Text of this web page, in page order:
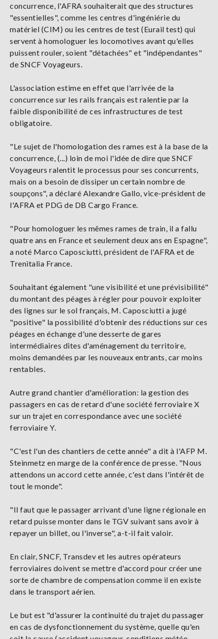
concurrence, l'AFRA souhaiterait que des structures
"essentielles", comme les centres d'ingéniérie du
matériel (CIM) ou les centres de test (Eurail test) qui
servent à homologuer les locomotives avant qu'elles
puissent rouler, soient "détachées" et "indépendantes"
de SNCF Voyageurs.
L'association estime en effet que l'arrivée de la
concurrence sur les rails français est ralentie par la
faible disponibilité de ces infrastructures de test
obligatoire.
"Le sujet de l'homologation des rames est à la base de la
concurrence, (...) loin de moi l'idée de dire que SNCF
Voyageurs ralentit le processus pour ses concurrents,
mais on a besoin de dissiper un certain nombre de
soupçons", a déclaré Alexandre Gallo, vice-président de
l'AFRA et PDG de DB Cargo France.
"Pour homologuer les mêmes rames de train, il a fallu
quatre ans en France et seulement deux ans en Espagne",
a noté Marco Caposciutti, président de l'AFRA et de
Trenitalia France.
Souhaitant également "une visibilité et une prévisibilité"
du montant des péages à régler pour pouvoir exploiter
des lignes sur le sol français, M. Caposciutti a jugé
"positive" la possibilité d'obtenir des réductions sur ces
péages en échange d'une desserte de gares
intermédiaires dites d'aménagement du territoire,
moins demandées par les nouveaux entrants, car moins
rentables.
Autre grand chantier d'amélioration: la gestion des
passagers en cas de retard d'une société ferroviaire X
sur un trajet en correspondance avec une société
ferroviaire Y.
"C'est l'un des chantiers de cette année" a dit à l'AFP M.
Steinmetz en marge de la conférence de presse. "Nous
attendons un accord cette année, c'est dans l'intérêt de
tout le monde".
"Il faut que le passager arrivant d'une ligne régionale en
retard puisse monter dans le TGV suivant sans avoir à
repayer un billet, ou l'inverse", a-t-il fait valoir.
En clair, SNCF, Transdev et les autres opérateurs
ferroviaires doivent se mettre d'accord pour créer une
sorte de chambre de compensation comme il en existe
dans le transport aérien.
Le but est "d'assurer la continuité du trajet du passager
en cas de dysfonctionnement du système, quelle qu'en